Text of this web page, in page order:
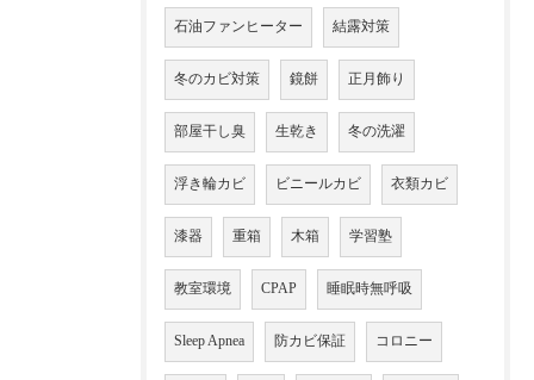
石油ファンヒーター 結露対策
冬のカビ対策 鏡餅 正月飾り
部屋干し臭 生乾き 冬の洗濯
浮き輪カビ ビニールカビ 衣類カビ
漆器 重箱 木箱 学習塾
教室環境 CPAP 睡眠時無呼吸
Sleep Apnea 防カビ保証 コロニー